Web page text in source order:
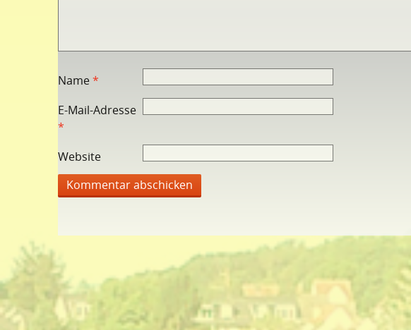
Name*
E-Mail-Adresse
*
Website